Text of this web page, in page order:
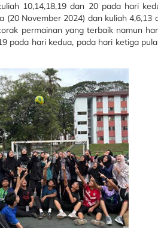
10,14,18,19 dan 20 pada hari
November 2024) dan kuliah 4,6,13
permainan yang terbaik namun
pada hari kedua, pada hari ketiga